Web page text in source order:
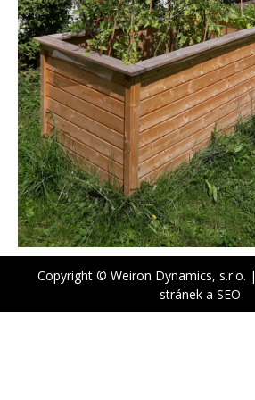
Copyright © Weiron Dynamics, s.r.o. |
stráneka SEO